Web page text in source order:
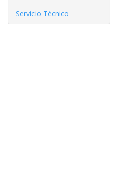
Servicio Técnico